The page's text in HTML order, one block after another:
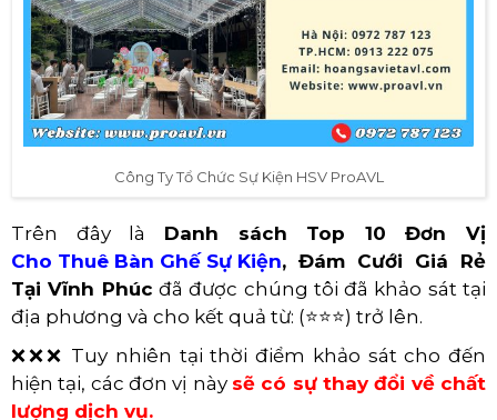
Công Ty Tổ Chức Sự Kiện HSV ProAVL
Trên đây là Danh sách Top 10 Đơn Vị
Cho Thuê Bàn Ghế Sự Kiện, Đám Cưới Giá Rẻ
Tại Vĩnh Phúc đã được chúng tôi đã khảo sát tại
địa phương và cho kết quả từ: (⭐⭐⭐) trở lên.
❌❌❌ Tuy nhiên tại thời điểm khảo sát cho đến
hiện tại, các đơn vị này sẽ có sự thay đổi về chất
lượng dịch vụ.